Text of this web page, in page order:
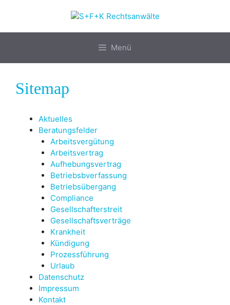
Menü
Sitemap
Aktuelles
Beratungsfelder
Arbeitsvergütung
Arbeitsvertrag
Aufhebungsvertrag
Betriebsbverfassung
Betriebsübergang
Compliance
Gesellschafterstreit
Gesellschaftsverträge
Krankheit
Kündigung
Prozessführung
Urlaub
Datenschutz
Impressum
Kontakt